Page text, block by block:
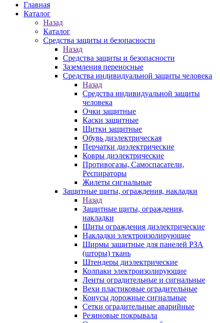
Главная
Каталог
Назад
Каталог
Средства защиты и безопасности
Назад
Средства защиты и безопасности
Заземления переносные
Средства индивидуальной защиты человека
Назад
Средства индивидуальной защиты
человека
Очки защитные
Каски защитные
Щитки защитные
Обувь диэлектрическая
Перчатки диэлектрические
Ковры диэлектрические
Противогазы, Самоспасатели,
Респираторы
Жилеты сигнальные
Защитные щиты, ограждения, накладки
Назад
Защитные щиты, ограждения,
накладки
Щиты ограждения диэлектрические
Накладки электроизолирующие
Ширмы защитные для панелей РЗА
(шторы) ткань
Штендеры диэлектрические
Колпаки электроизолирующие
Ленты оградительные и сигнальные
Вехи пластиковые оградительные
Конусы дорожные сигнальные
Сетки оградительные аварийные
Резиновые покрывала